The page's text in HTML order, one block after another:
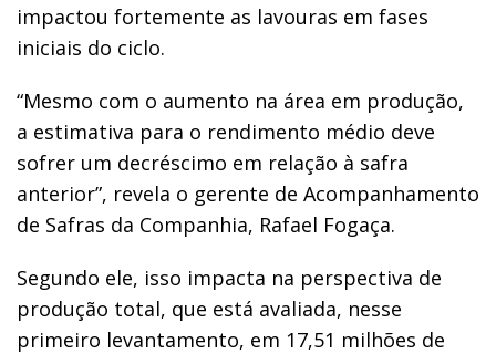
impactou fortemente as lavouras em fases
iniciais do ciclo.
“Mesmo com o aumento na área em produção,
a estimativa para o rendimento médio deve
sofrer um decréscimo em relação à safra
anterior”, revela o gerente de Acompanhamento
de Safras da Companhia, Rafael Fogaça.
Segundo ele, isso impacta na perspectiva de
produção total, que está avaliada, nesse
primeiro levantamento, em 17,51 milhões de